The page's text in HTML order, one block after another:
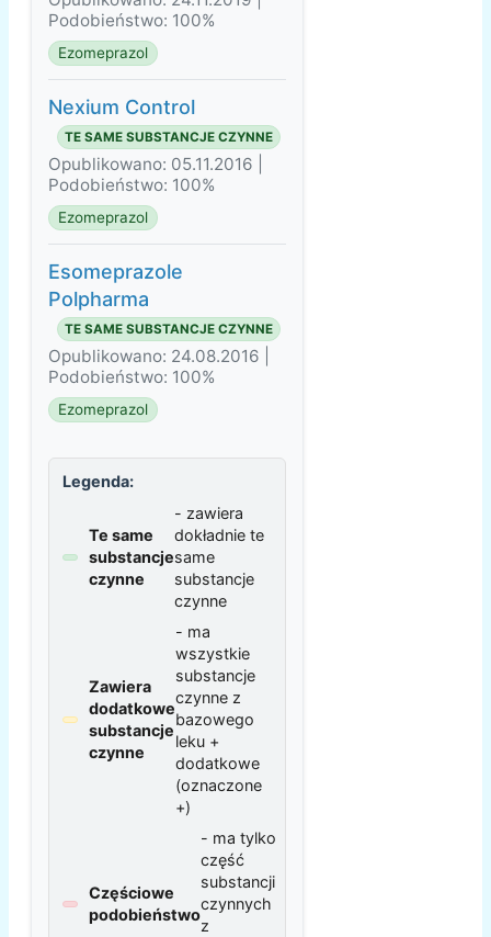
Podobieństwo: 100%
Ezomeprazol
Nexium Control
TE SAME SUBSTANCJE CZYNNE
Opublikowano: 05.11.2016 |
Podobieństwo: 100%
Ezomeprazol
Esomeprazole
Polpharma
TE SAME SUBSTANCJE CZYNNE
Opublikowano: 24.08.2016 |
Podobieństwo: 100%
Ezomeprazol
Legenda:
Te same
substancje
czynne
- zawiera
dokładnie te
same
substancje
czynne
Zawiera
dodatkowe
substancje
czynne
- ma
wszystkie
substancje
czynne z
bazowego
leku +
dodatkowe
(oznaczone
+)
Częściowe
podobieństwo
- ma tylko
część
substancji
czynnych
z